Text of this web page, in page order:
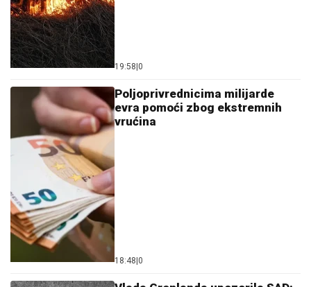
19:58 0
Poljoprivrednicima milijarde
evra pomoći zbog ekstremnih
vrućina
18:48 0